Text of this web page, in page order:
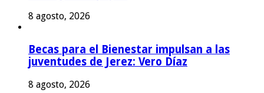
8 agosto, 2026
Becas para el Bienestar impulsan a las
juventudes de Jerez: Vero Díaz
8 agosto, 2026